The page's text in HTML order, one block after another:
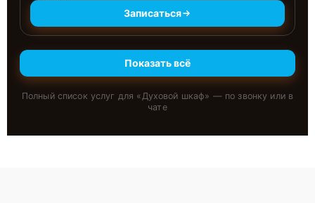
Записаться
Показать всё
Полный список услуг для «Духовой шкаф» — по звонку или в
чате